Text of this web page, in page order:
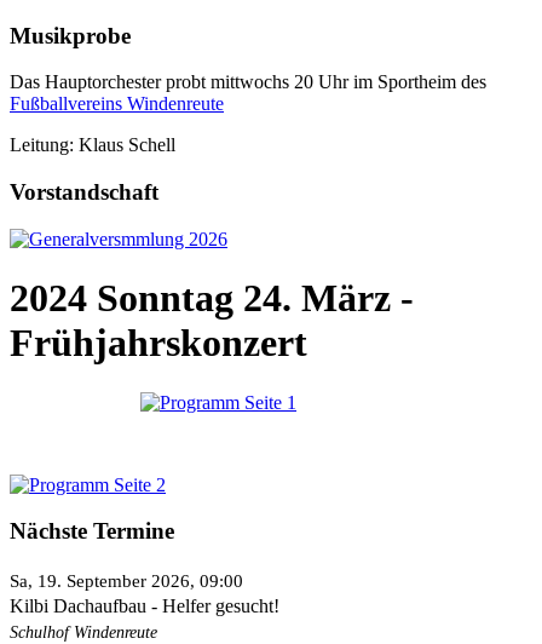
Musikprobe
Das Hauptorchester probt mittwochs 20 Uhr im Sportheim des
Fußballvereins Windenreute
Leitung: Klaus Schell
Vorstandschaft
2024 Sonntag 24. März -
Frühjahrskonzert
Nächste Termine
Sa, 19. September 2026, 09:00
Kilbi Dachaufbau - Helfer gesucht!
Schulhof Windenreute